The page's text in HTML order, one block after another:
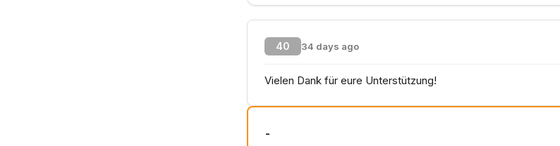
40 34 days ago
Vielen Dank für eure Unterstützung!
-